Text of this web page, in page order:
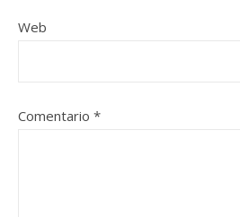
Web
Comentario *